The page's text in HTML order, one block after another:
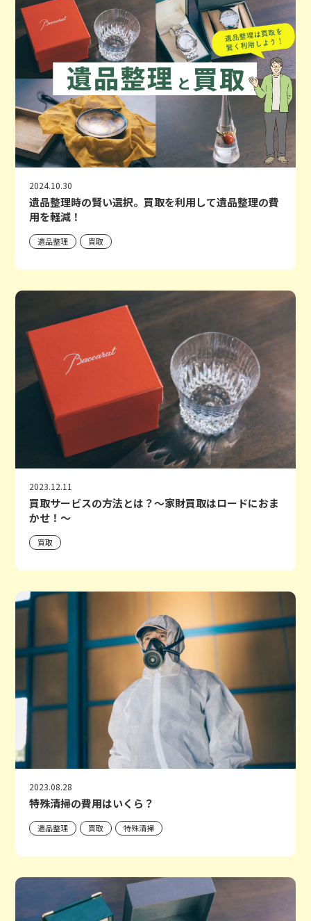
2024.10.30
遺品整理時の賢い選択。買取を利用して遺品整理の費
用を軽減！
遺品整理 買取
2023.12.11
買取サービスの方法とは？〜家財買取はロードにおま
かせ！〜
買取
2023.08.28
特殊清掃の費用はいくら？
遺品整理 買取 特殊清掃